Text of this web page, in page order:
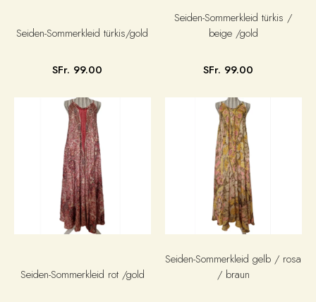
Seiden-Sommerkleid türkis/gold
SFr. 99.00
Seiden-Sommerkleid türkis /
beige /gold
SFr. 99.00
Seiden-Sommerkleid rot /gold
Seiden-Sommerkleid gelb / rosa
/ braun